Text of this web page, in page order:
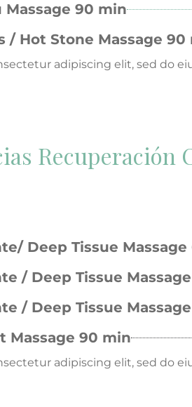
Massage 90 min
/ Hot Stone Massage 90
adipiscing elit, sed do
Recuperación
Deep Tissue
/ Deep Tissue
/ Deep Tissue
Massage 90 min
adipiscing elit, sed do